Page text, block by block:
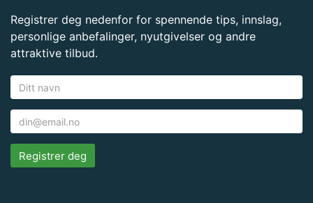
Registrer deg nedenfor for spennende tips, innslag,
personlige anbefalinger, nyutgivelser og andre
attraktive tilbud.
Registrer deg